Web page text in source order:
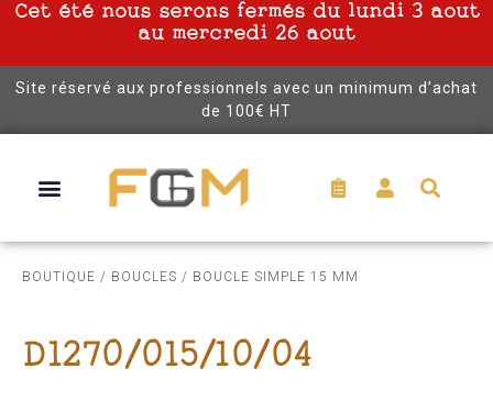
Cet été nous serons fermés du lundi 3 aout
au mercredi 26 aout
Site réservé aux professionnels avec un minimum d’achat
de 100€ HT
BOUTIQUE / BOUCLES / BOUCLE SIMPLE 15 MM
D1270/015/10/04